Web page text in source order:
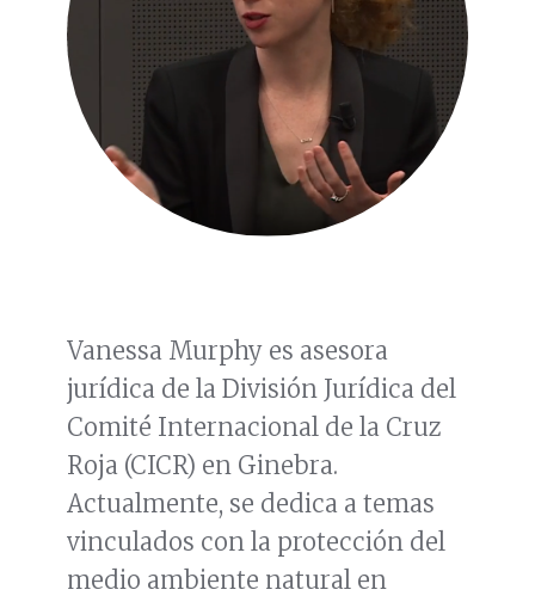
Vanessa Murphy es asesora
jurídica de la División Jurídica del
Comité Internacional de la Cruz
Roja (CICR) en Ginebra.
Actualmente, se dedica a temas
vinculados con la protección del
medio ambiente natural en